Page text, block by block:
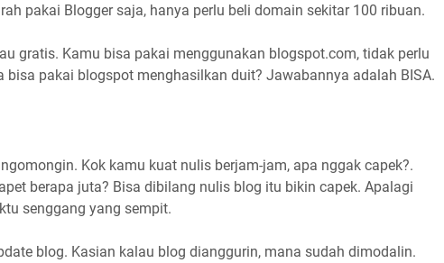
pakai Blogger saja, hanya perlu beli domain sekitar 100 ribuan.
gratis. Kamu bisa pakai menggunakan blogspot.com, tidak perlu
bisa pakai blogspot menghasilkan duit? Jawabannya adalah BISA.
Kok kamu kuat nulis berjam-jam, apa nggak capek?.
berapa juta? Bisa dibilang nulis blog itu bikin capek. Apalagi
senggang yang sempit.
blog. Kasian kalau blog dianggurin, mana sudah dimodalin.